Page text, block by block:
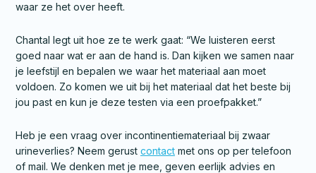
waar ze het over heeft.
Chantal legt uit hoe ze te werk gaat: “We luisteren eerst
goed naar wat er aan de hand is. Dan kijken we samen naar
je leefstijl en bepalen we waar het materiaal aan moet
voldoen. Zo komen we uit bij het materiaal dat het beste bij
jou past en kun je deze testen via een proefpakket.”
Heb je een vraag over incontinentiemateriaal bij zwaar
urineverlies? Neem gerust contact met ons op per telefoon
of mail. We denken met je mee, geven eerlijk advies en